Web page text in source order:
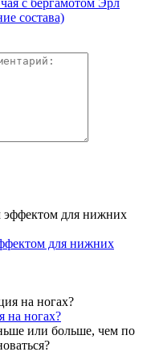
с бергамотом Эрл
состава)
для нижних
на ногах?